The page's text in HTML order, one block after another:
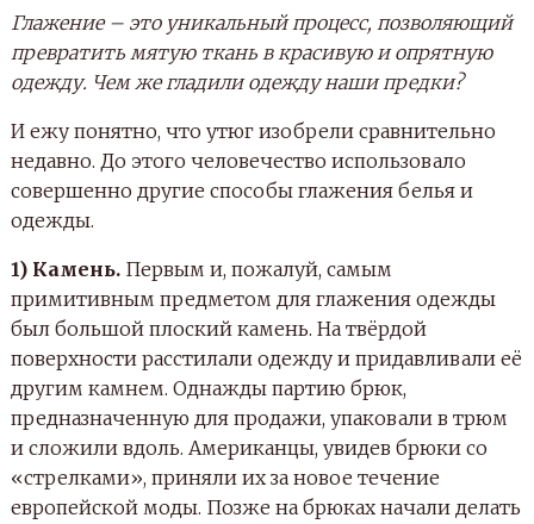
Глажение – это уникальный процесс, позволяющий
превратить мятую ткань в красивую и опрятную
одежду. Чем же гладили одежду наши предки?
И ежу понятно, что утюг изобрели сравнительно
недавно. До этого человечество использовало
совершенно другие способы глажения белья и
одежды.
1) Камень.Первым и, пожалуй, самым
примитивным предметом для глажения одежды
был большой плоский камень. На твёрдой
поверхности расстилали одежду и придавливали её
другим камнем. Однажды партию брюк,
предназначенную для продажи, упаковали в трюм
и сложили вдоль. Американцы, увидев брюки со
«стрелками», приняли их за новое течение
европейской моды. Позже на брюках начали делать